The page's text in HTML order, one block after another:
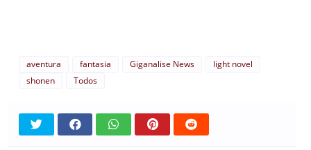
aventura fantasia Giganalise News
light novel
shonen
Todos